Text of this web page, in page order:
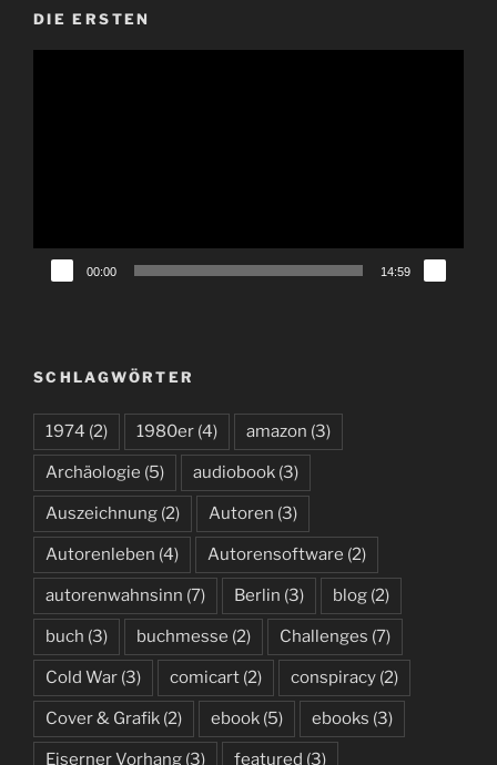
DIE ERSTEN
00:00 14:59
SCHLAGWÖRTER
1974 (2) 1980er (4) amazon (3)
Archäologie (5) audiobook (3)
Auszeichnung (2) Autoren (3)
Autorenleben (4) Autorensoftware (2)
autorenwahnsinn (7) Berlin (3) blog (2)
buch (3) buchmesse (2) Challenges (7)
Cold War (3) comicart (2) conspiracy (2)
Cover & Grafik (2) ebook (5) ebooks (3)
Eiserner Vorhang (3) featured (3)